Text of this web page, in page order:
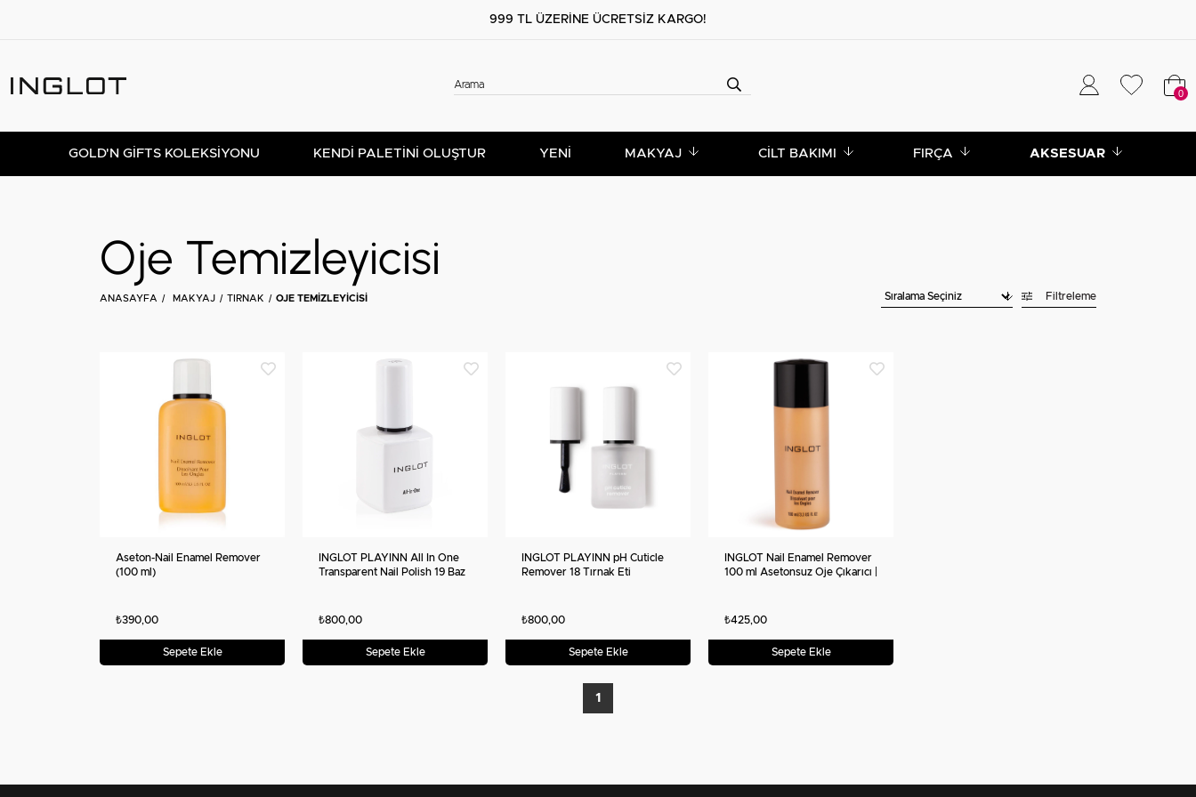
999 TL ÜZERİNE ÜCRETSİZ KARGO!
0
GOLD'N GIFTS KOLEKSIYONU KENDİ PALETİNİ OLUŞTUR YENİ MAKYAJ CILT BAKIMI FIRÇA AKSESUAR
Oje Temizleyicisi
ANASAYFA MAKYAJ TIRNAK OJE TEMIZLEYICISI Filtreleme
Aseton-Nail Enamel Remover
(100 ml)
₺390,00
Sepete Ekle
INGLOT PLAYINN All In One
Transparent Nail Polish 19 Baz
₺800,00
Sepete Ekle
INGLOT PLAYINN pH Cuticle
Remover 18 Tırnak Eti
₺800,00
Sepete Ekle
INGLOT Nail Enamel Remover
100 ml Asetonsuz Oje Çıkarıcı |
₺425,00
Sepete Ekle
1